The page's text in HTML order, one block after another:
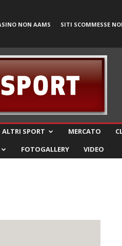
NON AAMS SITI SCOMMESSE
ALTRI SPORT MERCATO
FOTOGALLERY VIDEO